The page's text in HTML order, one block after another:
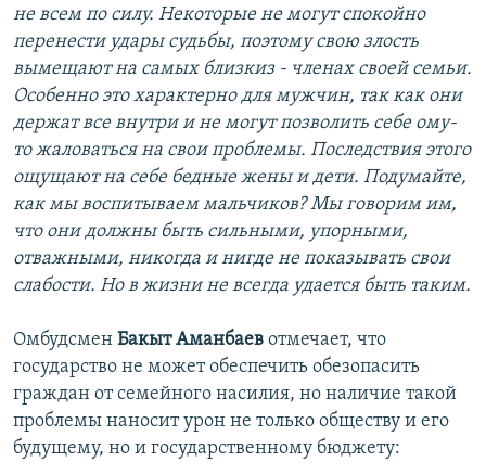
не всем по силу. Некоторые не могут спокойно
перенести удары судьбы, поэтому свою злость
вымещают на самых близкиз - членах своей семьи.
Особенно это характерно для мужчин, так как они
держат все внутри и не могут позволить себе ому-
то жаловаться на свои проблемы. Последствия этого
ощущают на себе бедные жены и дети. Подумайте,
как мы воспитываем мальчиков? Мы говорим им,
что они должны быть сильными, упорными,
отважными, никогда и нигде не показывать свои
слабости. Но в жизни не всегда удается быть таким.
Омбудсмен Бакыт Аманбаев отмечает, что
государство не может обеспечить обезопасить
граждан от семейного насилия, но наличие такой
проблемы наносит урон не только обществу и его
будущему, но и государственному бюджету: